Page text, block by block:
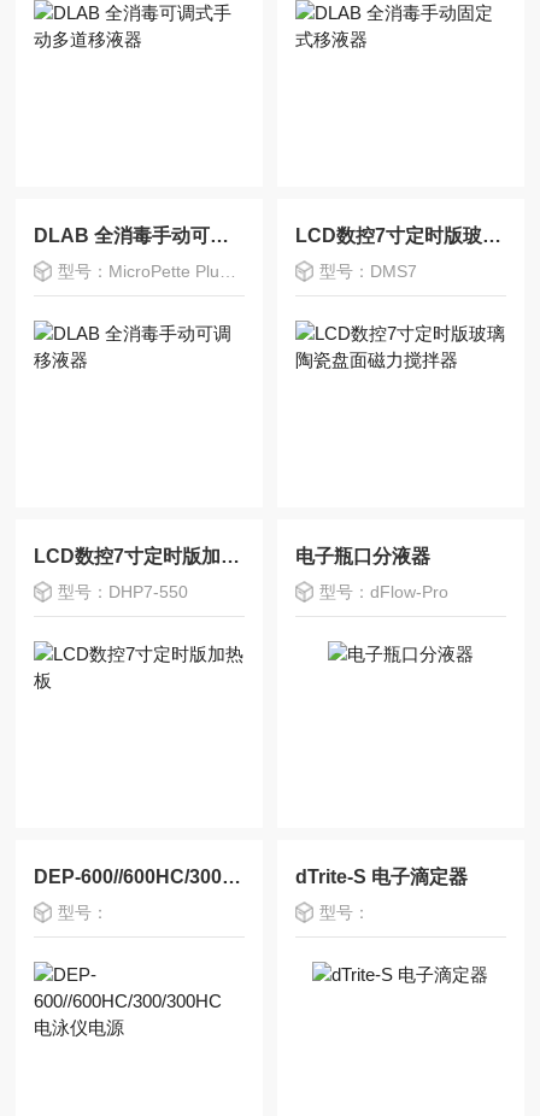
DLAB 全消毒手动可调移液器
型号：MicroPette Plus 可调式
LCD数控7寸定时版玻璃陶瓷盘面磁力搅拌器
型号：DMS7
LCD数控7寸定时版加热板
型号：DHP7-550
电子瓶口分液器
型号：dFlow-Pro
DEP-600//600HC/300/300HC 电泳仪电源
型号：
dTrite-S 电子滴定器
型号：